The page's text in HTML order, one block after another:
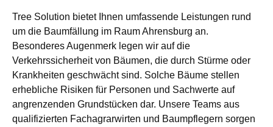
Tree Solution bietet Ihnen umfassende Leistungen rund
um die Baumfällung im Raum Ahrensburg an.
Besonderes Augenmerk legen wir auf die
Verkehrssicherheit von Bäumen, die durch Stürme oder
Krankheiten geschwächt sind. Solche Bäume stellen
erhebliche Risiken für Personen und Sachwerte auf
angrenzenden Grundstücken dar. Unsere Teams aus
qualifizierten Fachagrarwirten und Baumpflegern sorgen